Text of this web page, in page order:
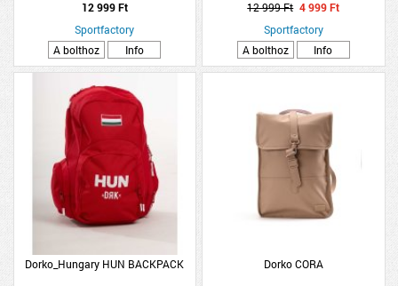
12 999 Ft
Sportfactory
A bolthoz
Info
12 999 Ft 4 999 Ft
Sportfactory
A bolthoz
Info
Dorko_Hungary HUN BACKPACK Dorko CORA